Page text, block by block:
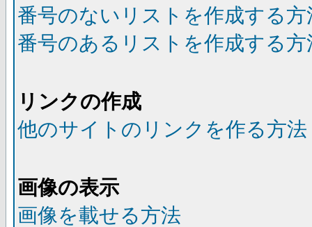
番号のないリストを作成する方
番号のあるリストを作成する方
リンクの作成
他のサイトのリンクを作る方法
画像の表示
画像を載せる方法